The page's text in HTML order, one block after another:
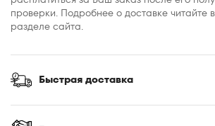
160x210
160x220
170x200
180x190
проверки. Подробнее о доставке читайте
разделе сайта.
Быстрая доставка